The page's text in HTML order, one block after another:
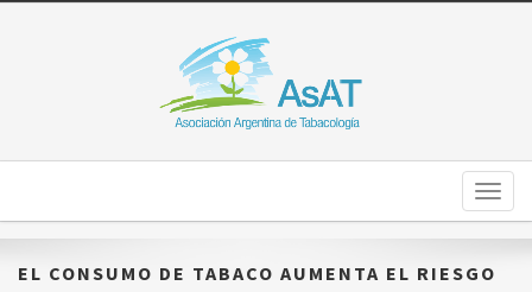
EL CONSUMO DE TABACO AUMENTA EL RIESGO